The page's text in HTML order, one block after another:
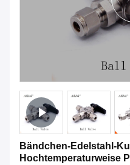
Bändchen-Edelstahl-
Hochtemperaturweise